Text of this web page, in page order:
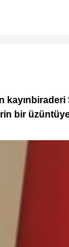
bir